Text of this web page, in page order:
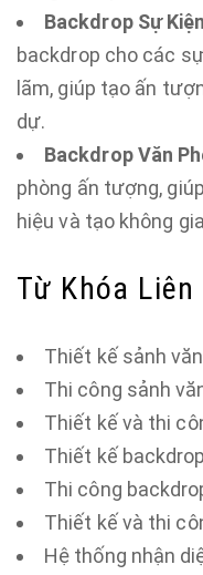
Backdrop Sự
backdrop cho các
lãm, giúp tạo ấn
dự.
Backdrop Văn
phòng ấn tượng,
hiệu và tạo không
Từ Khóa Liên
Thiết kế sảnh
Thi công sảnh
Thiết kế và thi
Thiết kế backdrop
Thi công
Thiết kế và thi
Hệ thống nhận